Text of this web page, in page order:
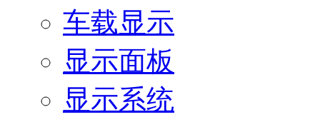
车载显示
显示面板
显示系统